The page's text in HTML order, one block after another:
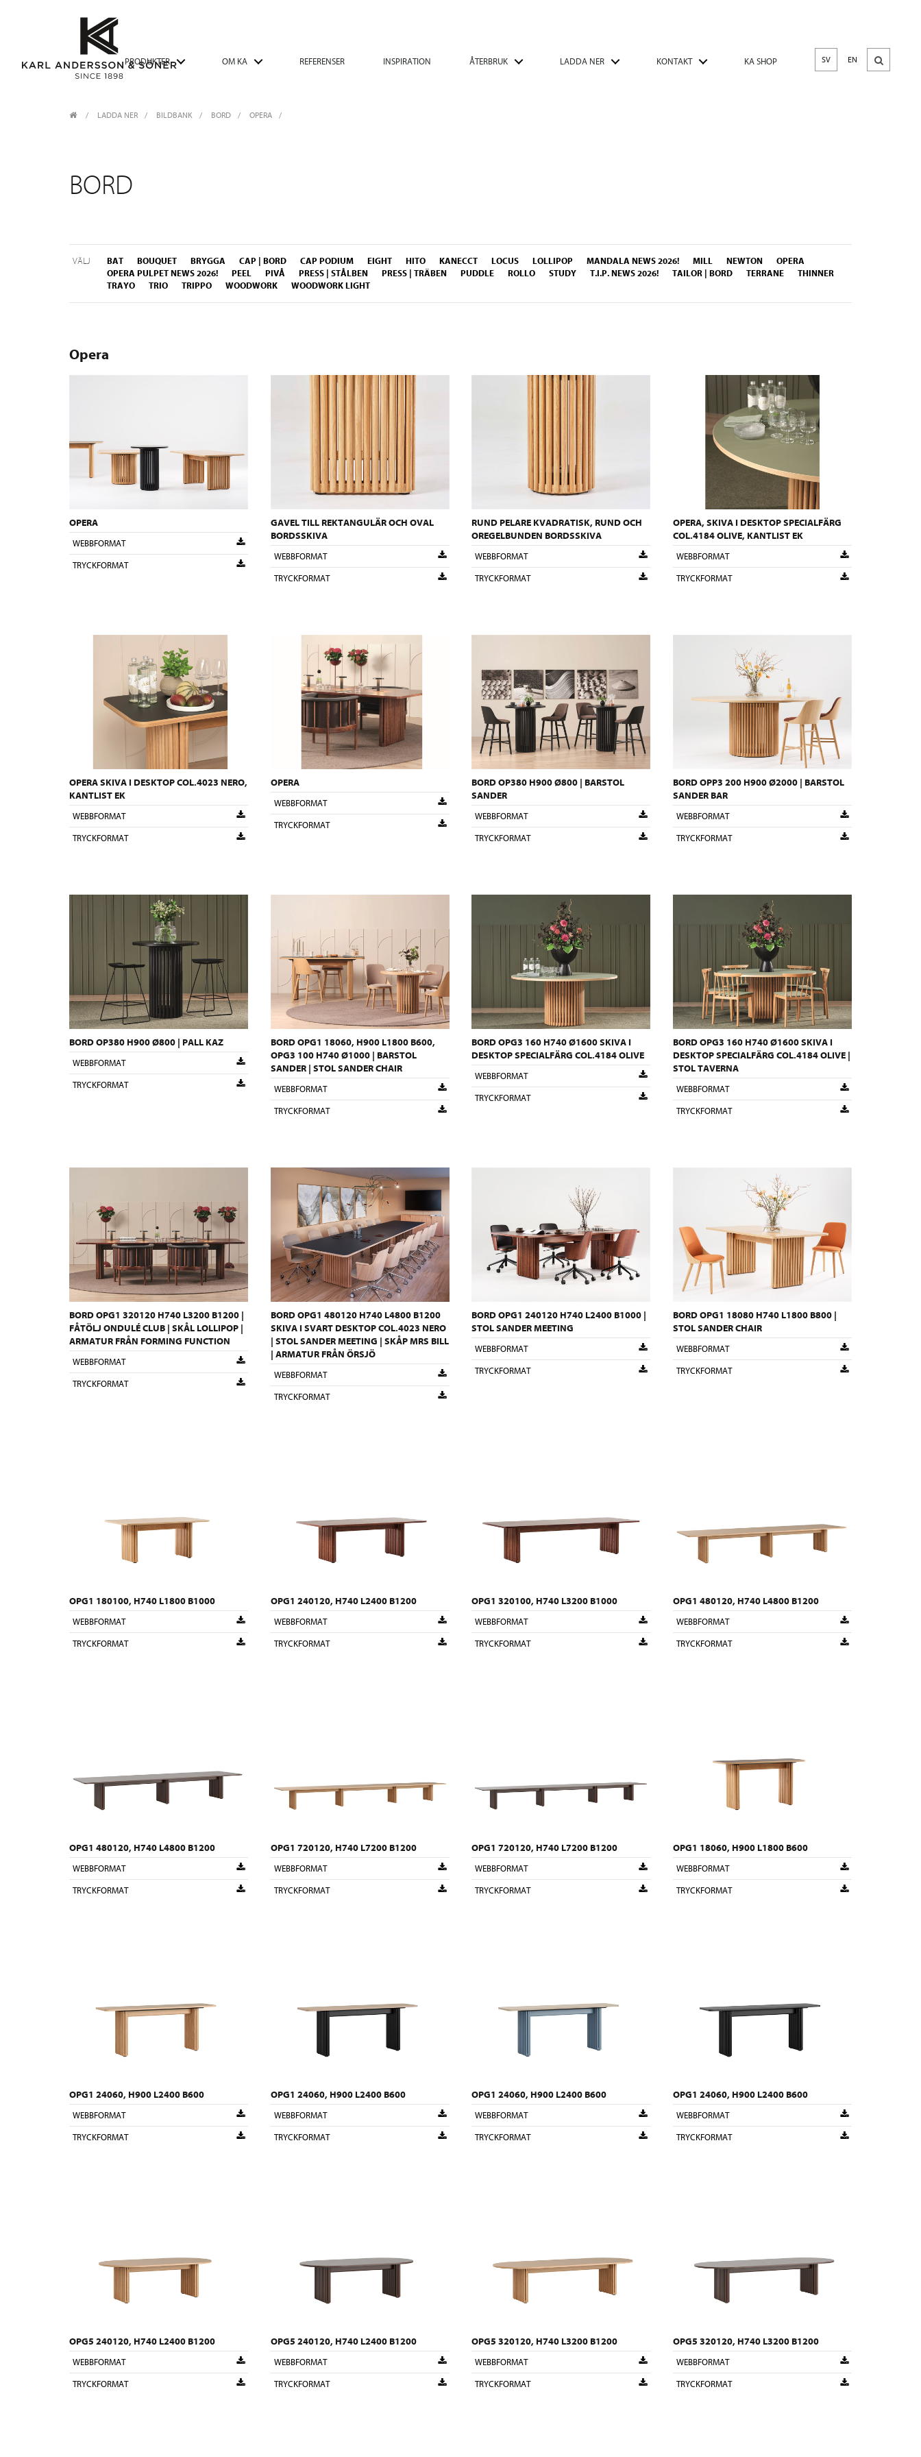
PRODUKTER OM KA REFERENSER INSPIRATION ÅTERBRUK LADDA NER KONTAKT KA SHOP SV EN
LADDA NER / BILDBANK / BORD OPERA
BORD
VÄLJ BAT BOUQUET BRYGGA CAP | BORD CAP PODIUM EIGHT HITO KANECCT LOCUS LOLLIPOP MANDALA NEWS 2026! MILL NEWTON
OPERA
OPERA PULPET NEWS 2026!
PEEL PIVÅ PRESS | STÅLBEN PRESS | TRÄBEN PUDDLE ROLLO STUDY T.I.P. NEWS 2026! TAILOR | BORD TERRANE
THINNER
TRAYO
TRIO TRIPPO WOODWORK WOODWORK LIGHT
Opera
OPERA
WEBBFORMAT
TRYCKFORMAT
GAVEL TILL REKTANGULÄR OCH OVAL
BORDSSKIVA
WEBBFORMAT
TRYCKFORMAT
RUND PELARE KVADRATISK, RUND OCH
OREGELBUNDEN BORDSSKIVA
WEBBFORMAT
TRYCKFORMAT
OPERA, SKIVA I DESKTOP SPECIALFÄRG
COL.4184 OLIVE, KANTLIST EK
WEBBFORMAT
TRYCKFORMAT
OPERA SKIVA I DESKTOP COL.4023 NERO,
KANTLIST EK
WEBBFORMAT
TRYCKFORMAT
OPERA
WEBBFORMAT
TRYCKFORMAT
BORD OP380 H900 Ø800 | BARSTOL
SANDER
WEBBFORMAT
TRYCKFORMAT
BORD OPP3 200 H900 Ø2000 | BARSTOL
SANDER BAR
WEBBFORMAT
TRYCKFORMAT
BORD OP380 H900 Ø800 | PALL KAZ
WEBBFORMAT
TRYCKFORMAT
BORD OPG1 18060, H900 L1800 B600,
OPG3 100 H740 Ø1000 | BARSTOL
SANDER | STOL SANDER CHAIR
WEBBFORMAT
TRYCKFORMAT
BORD OPG3 160 H740 Ø1600 SKIVA I
DESKTOP SPECIALFÄRG COL.4184 OLIVE
WEBBFORMAT
TRYCKFORMAT
BORD OPG3 160 H740 Ø1600 SKIVA I
DESKTOP SPECIALFÄRG COL.4184 OLIVE |
STOL TAVERNA
WEBBFORMAT
TRYCKFORMAT
BORD OPG1 320120 H740 L3200 B1200 |
FÅTÖLJ ONDULÉ CLUB | SKÅL LOLLIPOP |
ARMATUR FRÅN FORMING FUNCTION
WEBBFORMAT
TRYCKFORMAT
BORD OPG1 480120 H740 L4800 B1200
SKIVA I SVART DESKTOP COL.4023 NERO
| STOL SANDER MEETING | SKÅP MRS BILL
| ARMATUR FRÅN ÖRSJÖ
WEBBFORMAT
TRYCKFORMAT
BORD OPG1 240120 H740 L2400 B1000 |
STOL SANDER MEETING
WEBBFORMAT
TRYCKFORMAT
BORD OPG1 18080 H740 L1800 B800 |
STOL SANDER CHAIR
WEBBFORMAT
TRYCKFORMAT
OPG1 180100, H740 L1800 B1000
WEBBFORMAT
TRYCKFORMAT
OPG1 240120, H740 L2400 B1200
WEBBFORMAT
TRYCKFORMAT
OPG1 320100, H740 L3200 B1000
WEBBFORMAT
TRYCKFORMAT
OPG1 480120, H740 L4800 B1200
WEBBFORMAT
TRYCKFORMAT
OPG1 480120, H740 L4800 B1200
WEBBFORMAT
TRYCKFORMAT
OPG1 720120, H740 L7200 B1200
WEBBFORMAT
TRYCKFORMAT
OPG1 720120, H740 L7200 B1200
WEBBFORMAT
TRYCKFORMAT
OPG1 18060, H900 L1800 B600
WEBBFORMAT
TRYCKFORMAT
OPG1 24060, H900 L2400 B600
WEBBFORMAT
TRYCKFORMAT
OPG1 24060, H900 L2400 B600
WEBBFORMAT
TRYCKFORMAT
OPG1 24060, H900 L2400 B600
WEBBFORMAT
TRYCKFORMAT
OPG1 24060, H900 L2400 B600
WEBBFORMAT
TRYCKFORMAT
OPG5 240120, H740 L2400 B1200
WEBBFORMAT
TRYCKFORMAT
OPG5 240120, H740 L2400 B1200
WEBBFORMAT
TRYCKFORMAT
OPG5 320120, H740 L3200 B1200
WEBBFORMAT
TRYCKFORMAT
OPG5 320120, H740 L3200 B1200
WEBBFORMAT
TRYCKFORMAT